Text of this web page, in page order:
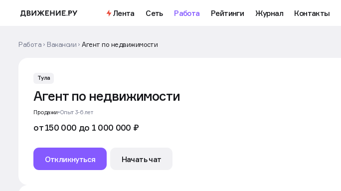
Лента Сеть Работа Рейтинги Журнал Контакты
Работа Вакансии Агент по недвижимости
Тула
Агент по недвижимости
Продажи Опыт 3-6 лет
от 150 000 до 1 000 000 ₽
Откликнуться Начать чат